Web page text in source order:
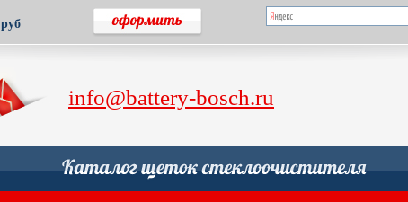
руб
info@battery-bosch.ru